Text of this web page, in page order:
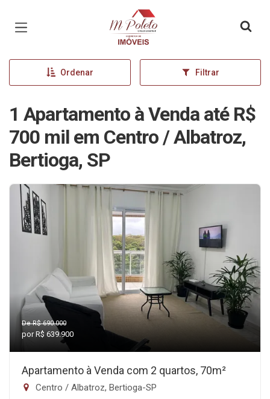
Página inicial
Ordenar Filtrar
1 Apartamento à Venda até R$
700 mil em Centro / Albatroz,
Bertioga, SP
De R$ 690.000
por R$ 639.900
Apartamento à Venda com 2 quartos, 70m²
Centro / Albatroz, Bertioga-SP